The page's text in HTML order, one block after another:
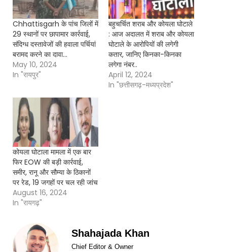
Chhattisgarh के पांच जिलों में
29 स्थानों पर छापामार कार्रवाई,
संदिग्ध दस्तावेजों की हवाला पर्चियां
बरामद करने का दावा…
May 10, 2024
In "रायपुर"
बहुचर्चित शराब और कोयला घोटाले
: आज अदालत में शराब और कोयला
घोटाले के आरोपियों की लगेगी
कतार, जानिए किनका-किनका
लगेगा नंबर..
April 12, 2024
In "छत्तीसगढ़-मध्यप्रदेश"
कोयला घोटाला मामला में एक बार
फिर EOW की बड़ी कार्रवाई,
समीर, रानू और सौम्या के ठिकानों
पर रेड, 19 जगहों पर चल रही जांच
August 16, 2024
In "रायगढ़"
Shahajada Khan
Chief Editor & Owner